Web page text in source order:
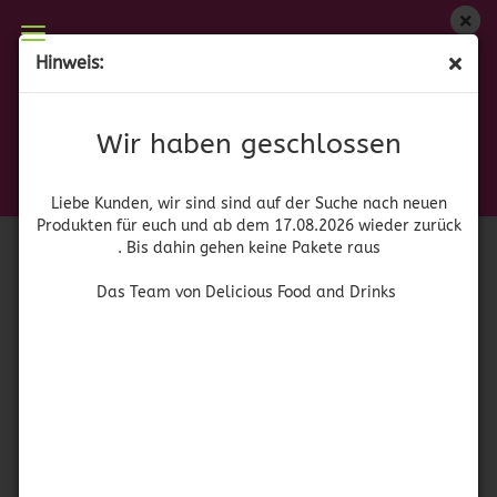
Hinweis:
Wir haben geschlossen
Liebe Kunden, wir sind sind auf der Suche nach neuen
Produkten für euch und ab dem 17.08.2026 wieder zurück
. Bis dahin gehen keine Pakete raus
Das Team von Delicious Food and Drinks
Wir haben geschlossen
zurück. Bis dahin gehen keine Pakete raus
Das Team von Delicious Food and Drinks
42165)
Carmencita